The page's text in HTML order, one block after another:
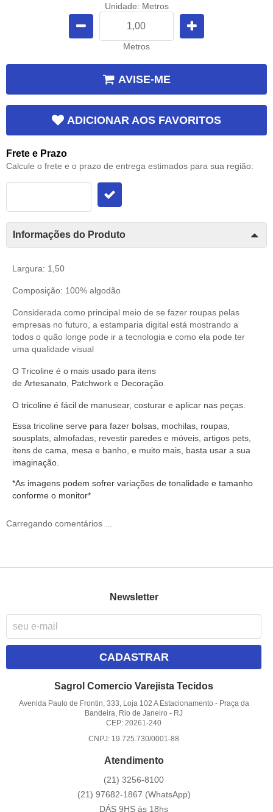
Unidade: Metros
Metros
AVISE-ME
ADICIONAR AOS FAVORITOS
Frete e Prazo
Calcule o frete e o prazo de entrega estimados para sua região:
Informações do Produto
Largura: 1,50
Composição: 100% algodão
Considerada como principal meio de se fazer roupas pelas
empresas no futuro, a estamparia digital está mostrando a
todos o quão longe pode ir a tecnologia e como ela pode ter
uma qualidade visual
O Tricoline é o mais usado para itens
de Artesanato Patchwork e Decoração
O tricoline é fácil de manusear, costurar e aplicar nas peças.
Essa tricoline serve para fazer bolsas, mochilas, roupas,
sousplats, almofadas, revestir paredes e móveis, artigos pets,
itens de cama, mesa e banho, e muito mais, basta usar a sua
imaginação.
*As imagens podem sofrer variações de tonalidade e tamanho
conforme o monitor*
Carregando comentários ...
Newsletter
CADASTRAR
Sagrol Comercio Varejista Tecidos
Avenida Paulo de Frontin, 333, Loja 102 A Estacionamento - Praça da
Bandeira, Rio de Janeiro - RJ
CEP: 20261-240
CNPJ: 19.725.730/0001-88
Atendimento
(21) 3256-8100
(21) 97682-1867 (WhatsApp)
DÁS 9HS às 18hs